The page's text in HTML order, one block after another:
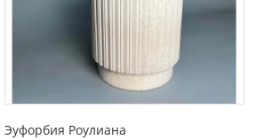
Эуфорбия Роулиана